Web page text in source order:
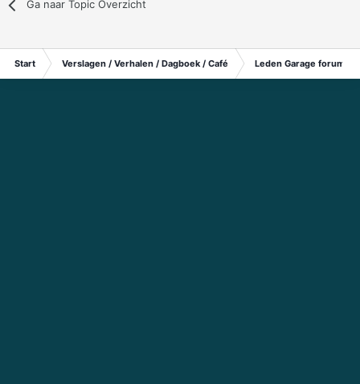
Ga naar Topic Overzicht
Start Verslagen / Verhalen / Dagboek / Café Leden Garage forum